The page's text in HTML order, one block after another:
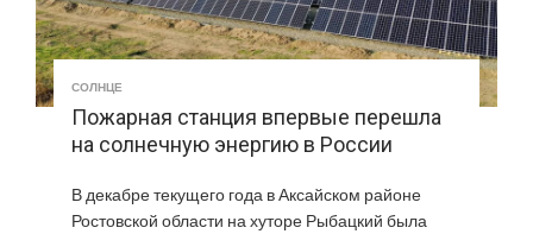
СОЛНЦЕ
Пожарная станция впервые перешла
на солнечную энергию в России
В декабре текущего года в Аксайском районе
Ростовской области на хуторе Рыбацкий была